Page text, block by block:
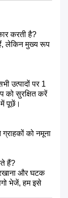
करती है?
हैं, लेकिन मुख्य रूप
उत्पादों पर 1
सुरक्षित करें
में पूछें।
को नमूना
हैं?
और घटक
भेजें, हम इसे